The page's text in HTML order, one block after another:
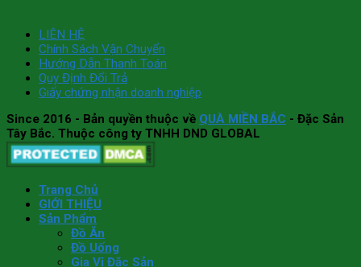
LIÊN HỆ
Chính Sách Vận Chuyển
Hướng Dẫn Thanh Toán
Quy Định Đổi Trả
Giấy chứng nhận doanh nghiệp
Since 2016 - Bản quyền thuộc về QUÀ MIỀN BẮC - Đặc Sản
Tây Bắc. Thuộc công ty TNHH DND GLOBAL
Trang Chủ
GIỚI THIỆU
Sản Phẩm
Đồ Ăn
Đồ Uống
Gia Vị Đặc Sản